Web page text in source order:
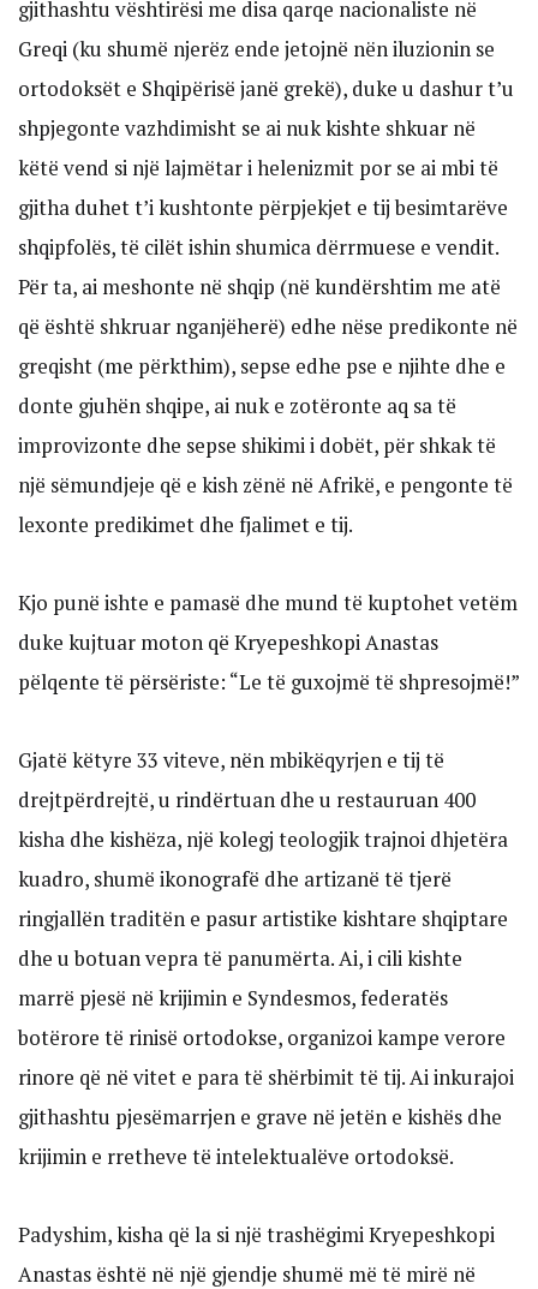
gjithashtu vështirësi me disa qarqe nacionaliste në
Greqi (ku shumë njerëz ende jetojnë nën iluzionin se
ortodoksët e Shqipërisë janë grekë), duke u dashur t’u
shpjegonte vazhdimisht se ai nuk kishte shkuar në
këtë vend si një lajmëtar i helenizmit por se ai mbi të
gjitha duhet t’i kushtonte përpjekjet e tij besimtarëve
shqipfolës, të cilët ishin shumica dërrmuese e vendit.
Për ta, ai meshonte në shqip (në kundërshtim me atë
që është shkruar nganjëherë) edhe nëse predikonte në
greqisht (me përkthim), sepse edhe pse e njihte dhe e
donte gjuhën shqipe, ai nuk e zotëronte aq sa të
improvizonte dhe sepse shikimi i dobët, për shkak të
një sëmundjeje që e kish zënë në Afrikë, e pengonte të
lexonte predikimet dhe fjalimet e tij.
Kjo punë ishte e pamasë dhe mund të kuptohet vetëm
duke kujtuar moton që Kryepeshkopi Anastas
pëlqente të përsëriste: “Le të guxojmë të shpresojmë!”
Gjatë këtyre 33 viteve, nën mbikëqyrjen e tij të
drejtpërdrejtë, u rindërtuan dhe u restauruan 400
kisha dhe kishëza, një kolegj teologjik trajnoi dhjetëra
kuadro, shumë ikonografë dhe artizanë të tjerë
ringjallën traditën e pasur artistike kishtare shqiptare
dhe u botuan vepra të panumërta. Ai, i cili kishte
marrë pjesë në krijimin e Syndesmos, federatës
botërore të rinisë ortodokse, organizoi kampe verore
rinore që në vitet e para të shërbimit të tij. Ai inkurajoi
gjithashtu pjesëmarrjen e grave në jetën e kishës dhe
krijimin e rretheve të intelektualëve ortodoksë.
Padyshim, kisha që la si një trashëgimi Kryepeshkopi
Anastas është në një gjendje shumë më të mirë në